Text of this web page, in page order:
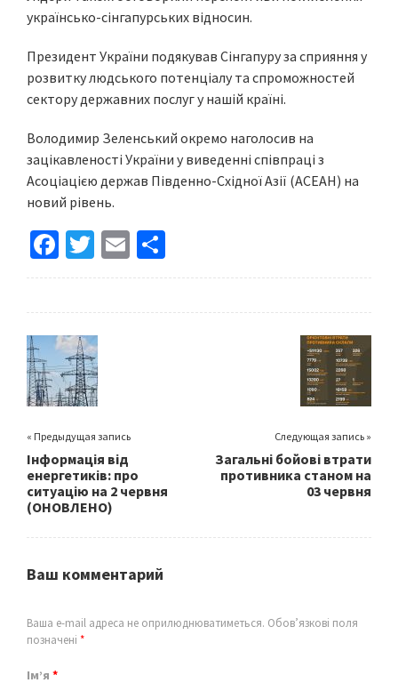
українсько-сінгапурських відносин.
Президент України подякував Сінгапуру за сприяння у
розвитку людського потенціалу та спроможностей
сектору державних послуг у нашій країні.
Володимир Зеленський окремо наголосив на
зацікавленості України у виведенні співпраці з
Асоціацією держав Південно-Східної Азії (АСЕАН) на
новий рівень.
Fa
ce
o
o
k
T
wi
er
E
m h
« Предыдущая запись
Інформація від
енергетиків: про
ситуацію на 2 червня
(ОНОВЛЕНО)
Следующая запись »
Загальні бойові втрати
противника станом на
03 червня
Ваш комментарий
Ваша e-mail адреса не оприлюднюватиметься. Обов’язкові поля
позначені *
Ім’я *